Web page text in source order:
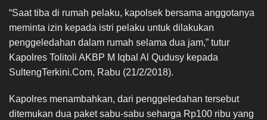
“Saat tiba di rumah pelaku, kapolsek bersama anggotanya
meminta izin kepada istri pelaku untuk dilakukan
penggeledahan dalam rumah selama dua jam,” tutur
Kapolres Tolitoli AKBP M Iqbal Al Qudusy kepada
SultengTerkini.Com, Rabu (21/2/2018).
Kapolres menambahkan, dari penggeledahan tersebut
ditemukan dua paket sabu-sabu seharga Rp100 ribu yang